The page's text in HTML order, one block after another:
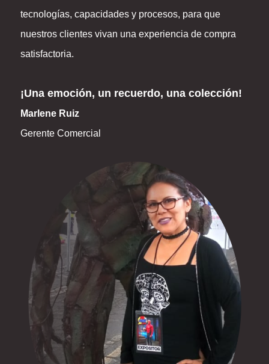
tecnologías, capacidades y procesos, para que
nuestros clientes vivan una experiencia de compra
satisfactoria.
¡Una emoción, un recuerdo, una colección!
Marlene Ruiz
Gerente Comercial